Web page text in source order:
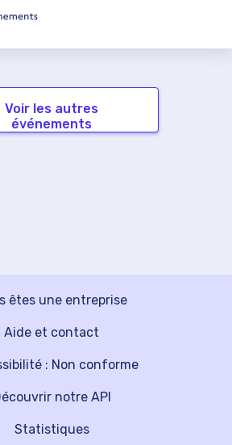
Voir les autres
événements
êtes une entreprise
notre API
Aide et contact
Statistiques
: Non conforme